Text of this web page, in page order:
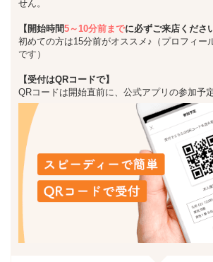
せん。
【開始時間5～10分前までに必ずご来店くださ
初めての方は15分前がオススメ♪（プロフィー
です）
【受付はQRコードで】
QRコードは開始直前に、公式アプリの参加予